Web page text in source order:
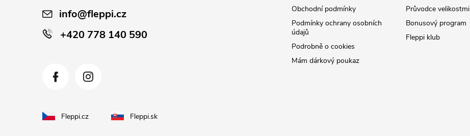
info@fleppi.cz
+420 778 140 590
Fleppi.cz Fleppi.sk
Obchodní podmínky
Podmínky ochrany osobních
údajů
Podrobně o cookies
Mám dárkový poukaz
Průvodce velikostmi
Bonusový program
Fleppi klub